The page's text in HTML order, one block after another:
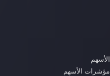
الأسهم
مؤشرات الأسهم